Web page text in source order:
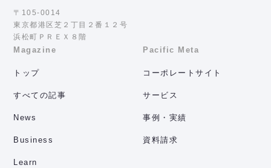
〒105-0014
東京都港区芝２丁目２番１２号
浜松町ＰＲＥＸ８階
Magazine
トップ
すべての記事
News
Business
Learn
Pacific Meta
コーポレートサイト
サービス
事例・実績
資料請求